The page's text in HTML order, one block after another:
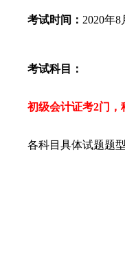
考试时间： 2020年8
考试科目：
初级会计证考2门，
各科目具体试题题型